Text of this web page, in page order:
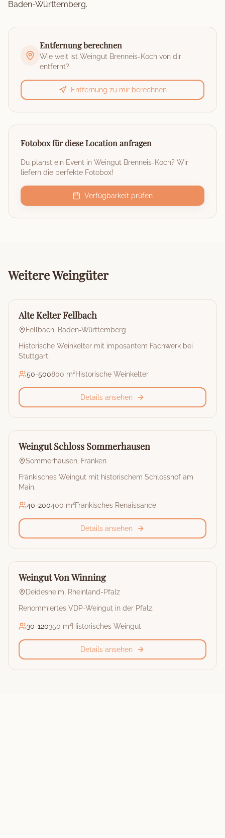
Baden-Württemberg.
Entfernung berechnen
Wie weit istWeingut Brenneis-Koch von dir
entfernt?
Entfernung zu mir berechnen
Fotobox für diese Location anfragen
Du planst ein Event in Weingut Brenneis-Koch? Wir
liefern die perfekte Fotobox!
Verfügbarkeit prüfen
WeitereWeingüter
🏰
Weingut
Alte Kelter Fellbach
Fellbach Baden-Württemberg
Historische Weinkelter mit imposantem Fachwerk bei
Stuttgart.
50-500800 m²Historische Weinkelter
Details ansehen
🏰
Weingut
Weingut Schloss Sommerhausen
Sommerhausen Franken
Fränkisches Weingut mit historischem Schlosshof am
Main.
40-200400 m²Fränkisches Renaissance
Details ansehen
🏰
Weingut
Weingut Von Winning
Deidesheim
Rheinland-Pfalz
Renommiertes VDP-Weingut in der Pfalz.
30-120350 m²Historisches Weingut
Details ansehen